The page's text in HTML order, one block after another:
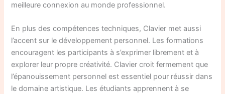
meilleure connexion au monde professionnel.
En plus des compétences techniques, Clavier met aussi
l’accent sur le développement personnel. Les formations
encouragent les participants à s’exprimer librement et à
explorer leur propre créativité. Clavier croit fermement que
l’épanouissement personnel est essentiel pour réussir dans
le domaine artistique. Les étudiants apprennent à se